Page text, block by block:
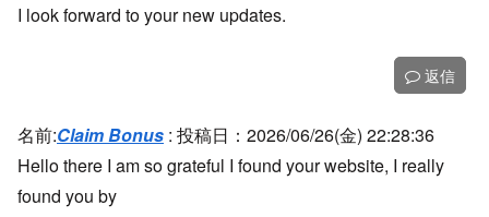
I look forward to your new updates.
返信
名前:Claim Bonus : 投稿日：2026/06/26(金) 22:28:36
Hello there I am so grateful I found your website, I really
found you by